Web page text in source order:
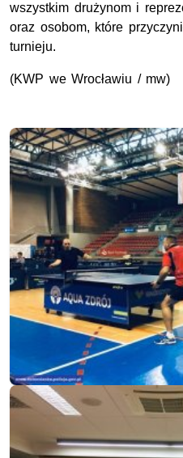
wszystkim drużynom i
oraz osobom, które
turnieju.
(KWP we Wrocławiu / mw)